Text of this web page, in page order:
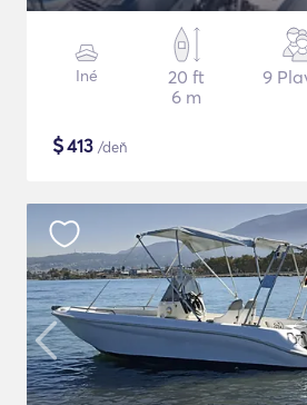
Iné
20 ft
6 m
9
$413 /deň